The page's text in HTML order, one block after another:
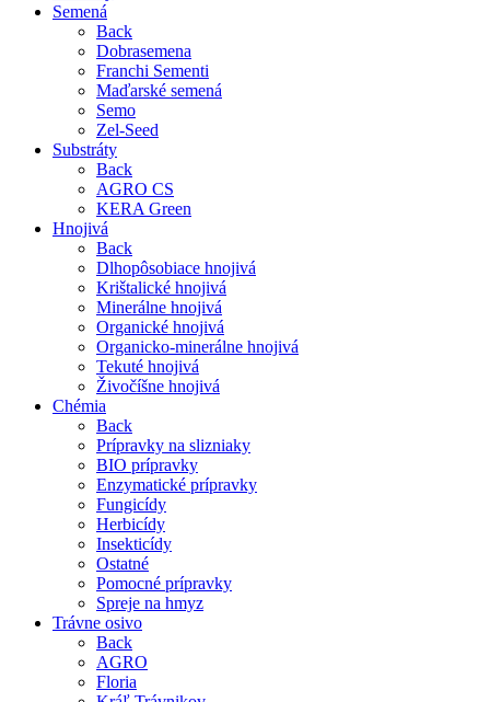
Semená
Back
Dobrasemena
Franchi Sementi
Maďarské semená
Semo
Zel-Seed
Substráty
Back
AGRO CS
KERA Green
Hnojivá
Back
Dlhopôsobiace hnojivá
Krištalické hnojivá
Minerálne hnojivá
Organické hnojivá
Organicko-minerálne hnojivá
Tekuté hnojivá
Živočíšne hnojivá
Chémia
Back
Prípravky na slizniaky
BIO prípravky
Enzymatické prípravky
Fungicídy
Herbicídy
Insekticídy
Ostatné
Pomocné prípravky
Spreje na hmyz
Trávne osivo
Back
AGRO
Floria